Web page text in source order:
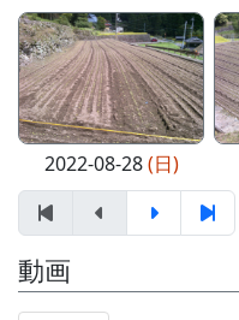
2022-08-28(日)
動画